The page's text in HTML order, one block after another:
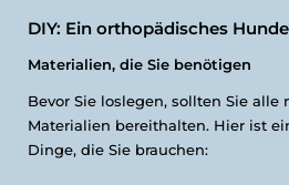
DIY: Ein orthopädisches
Materialien, die Sie benötigen
Bevor Sie loslegen, sollten Sie alle
Materialien bereithalten. Hier ist
Dinge, die Sie brauchen: